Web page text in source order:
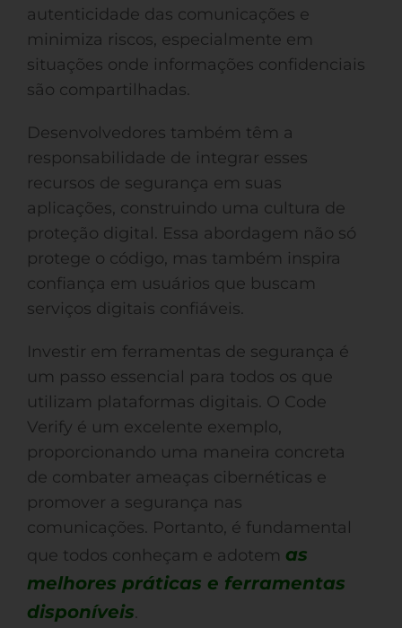
autenticidade das comunicações e
minimiza riscos, especialmente em
situações onde informações confidenciais
são compartilhadas.
Desenvolvedores também têm a
responsabilidade de integrar esses
recursos de segurança em suas
aplicações, construindo uma cultura de
proteção digital. Essa abordagem não só
protege o código, mas também inspira
confiança em usuários que buscam
serviços digitais confiáveis.
Investir em ferramentas de segurança é
um passo essencial para todos os que
utilizam plataformas digitais. O Code
Verify é um excelente exemplo,
proporcionando uma maneira concreta
de combater ameaças cibernéticas e
promover a segurança nas
comunicações. Portanto, é fundamental
que todos conheçam e adotem as
melhores práticas e ferramentas
disponíveis.